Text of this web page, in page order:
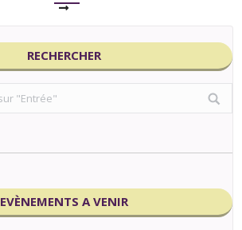
RECHERCHER
EVÈNEMENTS A VENIR